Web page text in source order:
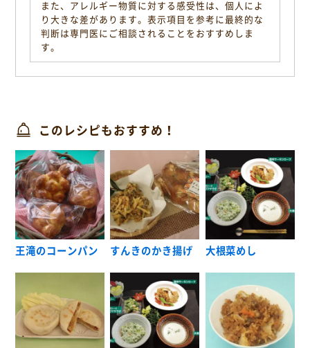
また、アレルギー物質に対する感受性は、個人によ
り大きな差があります。表示項目を参考に最終的な
判断は専門医にご相談されることをおすすめしま
す。
このレシピもおすすめ！
王滝のコーンパン すんきのかき揚げ 大根菜めし